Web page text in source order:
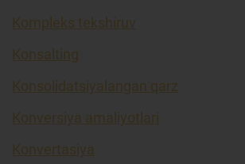
Kompleks tekshiruv
Konsalting
Konsolidatsiyalangan qarz
Konversiya amaliyotlari
Konvertasiya